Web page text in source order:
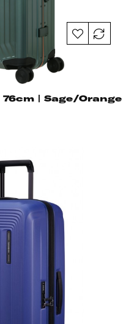
| Sage/Orange